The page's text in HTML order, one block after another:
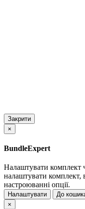
Закрити
×
BundleExpert
Налаштувати комплект
налаштувати комплект,
настроюванні опції.
Налаштувати
До
×